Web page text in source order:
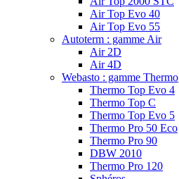
Air Top Evo 40
Air Top Evo 55
Autoterm : gamme Air
Air 2D
Air 4D
Webasto : gamme Thermo
Thermo Top Evo 4
Thermo Top C
Thermo Top Evo 5
Thermo Pro 50 Eco
Thermo Pro 90
DBW 2010
Thermo Pro 120